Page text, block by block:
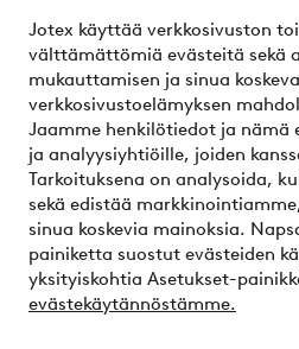
Jotex käyttää verkkosivuston
välttämättömiä evästeitä sekä
mukauttamisen ja sinua
verkkosivustoelämyksen
Jaamme henkilötiedot ja nämä
ja analyysiyhtiöille, joiden
Tarkoituksena on analysoida,
sekä edistää
sinua koskevia mainoksia.
painiketta suostut evästeiden
yksityiskohtia Asetukset-
evästekäytännöstämme.
Ystävät
Turvalliset maksut –
Haluatko tietää lisää
elpy